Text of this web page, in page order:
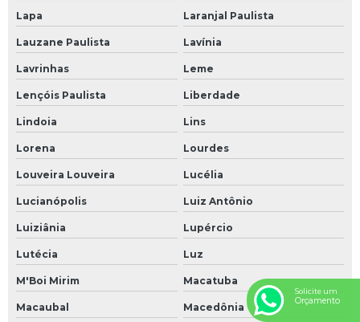
Lapa Laranjal Paulista
Lauzane Paulista Lavínia
Lavrinhas Leme
Lençóis Paulista Liberdade
Lindoia Lins
Lorena Lourdes
Louveira Louveira Lucélia
Lucianópolis Luiz Antônio
Luiziânia Lupércio
Lutécia Luz
M'Boi Mirim Macatuba
Macaubal Macedônia
Solicite um
Orçamento